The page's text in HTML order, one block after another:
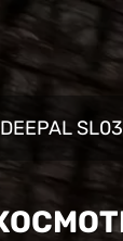
SL03